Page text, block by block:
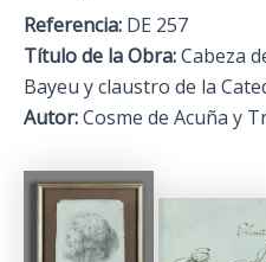
Referencia: DE 257
Título de la Obra:Cabeza
Bayeu y claustro de la
Autor:Cosme de Acuña y